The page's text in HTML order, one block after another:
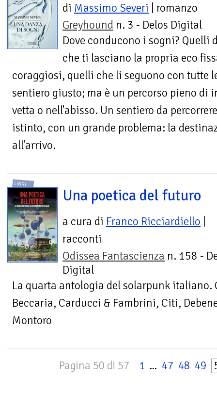
di Massimo Severi | romanzo
Greyhound n. 3 - Delos Digital
Dove conducono i sogni? Quelli
che ti lasciano la propria eco
coraggiosi, quelli che li seguono con tutte
sentiero giusto; ma è un percorso pieno di
vetta o nell'abisso. Un sentiero da
istinto, con un grande problema: la
all'arrivo.
LIBRI
Una poetica del futuro
a cura di Franco Ricciardiello
racconti
Odissea Fantascienza n. 158 -
Digital
La quarta antologia del solarpunk italiano.
Beccaria, Carducci & Fambrini, Citi,
Montoro
Pagina 50 di 57 1 ... 47 48 49